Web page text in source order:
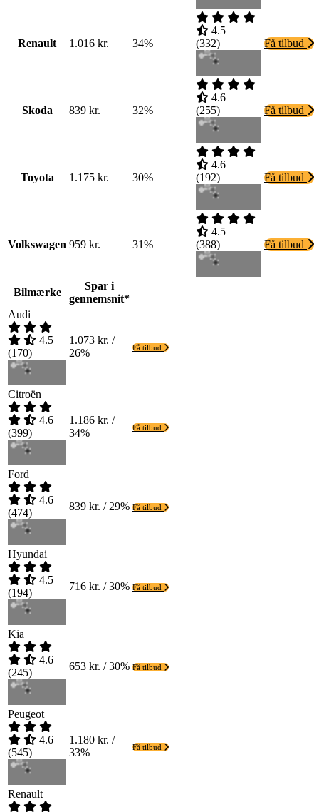
Renault 1.016 kr. 34%
4.5
(332) Få tilbud
Skoda 839 kr. 32%
4.6
(255) Få tilbud
Toyota 1.175 kr. 30%
4.6
(192) Få tilbud
Volkswagen 959 kr. 31%
4.5
(388) Få tilbud
Bilmærke
Spar i
gennemsnit*
Audi
4.5
(170)
1.073 kr. /
26%
Få tilbud
Citroën
4.6
(399)
1.186 kr. /
34%
Få tilbud
Ford
4.6
(474)
839 kr. / 29% Få tilbud
Hyundai
4.5
(194)
716 kr. / 30% Få tilbud
Kia
4.6
(245)
653 kr. / 30% Få tilbud
Peugeot
4.6
(545)
1.180 kr. /
33%
Få tilbud
Renault